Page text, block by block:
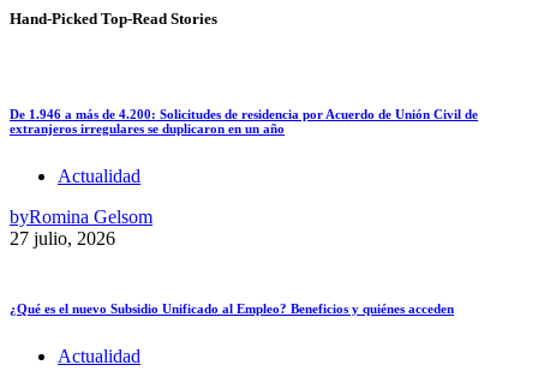
Hand-Picked Top-Read Stories
De 1.946 a más de 4.200: Solicitudes de residencia por Acuerdo de Unión Civil de
extranjeros irregulares se duplicaron en un año
Actualidad
byRomina Gelsom
27 julio, 2026
¿Qué es el nuevo Subsidio Unificado al Empleo? Beneficios y quiénes acceden
Actualidad